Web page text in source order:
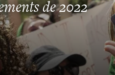
de 2022